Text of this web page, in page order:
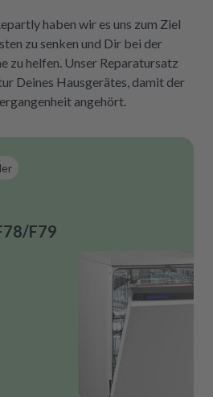
haben wir es uns zum Ziel
zu senken und Dir bei der
zu helfen. Unser Reparatursatz
Deines Hausgerätes, damit der
angehört.
F79